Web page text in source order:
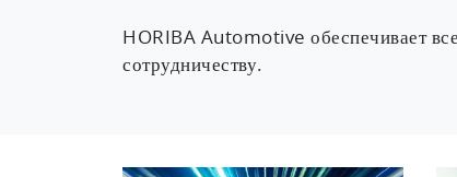
HORIBA Automotive обеспечивает
сотрудничеству.